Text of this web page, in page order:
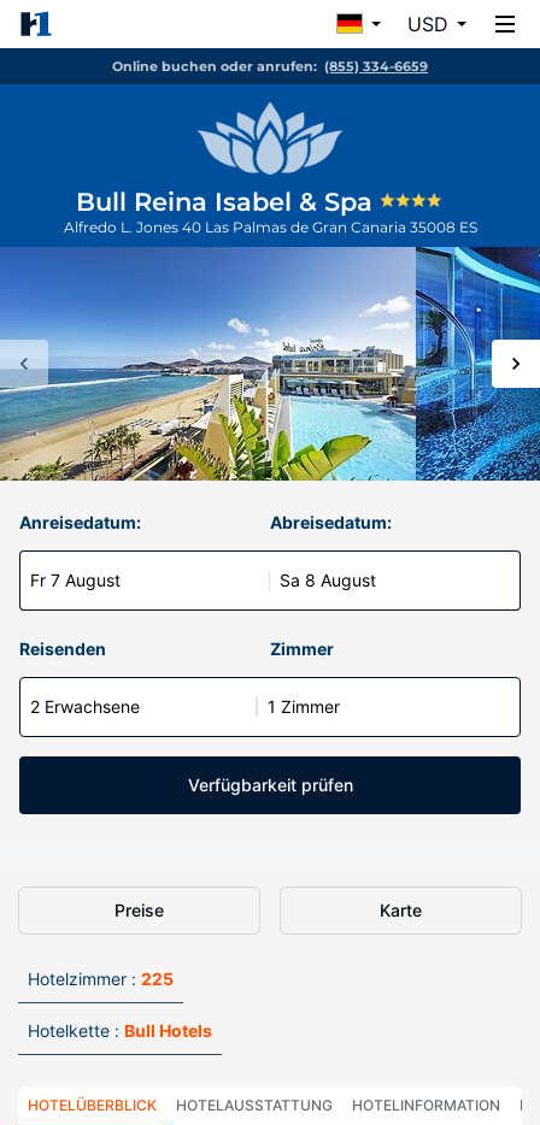
USD
Online buchen oder anrufen: (855) 334-6659
Bull Reina Isabel & Spa
Alfredo L. Jones 40 Las Palmas de Gran Canaria 35008 ES
Anreisedatum:
Fr 7 August
Abreisedatum:
Sa 8 August
Reisenden Zimmer
2 Erwachsene 1 Zimmer
Verfügbarkeit prüfen
Preise Karte
Hotelzimmer : 225
Hotelkette : Bull Hotels
HOTELÜBERBLICK HOTELAUSSTATTUNG HOTELINFORMATION